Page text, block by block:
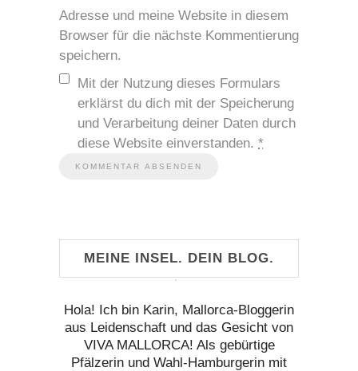
Adresse und meine Website in diesem
Browser für die nächste Kommentierung
speichern.
Mit der Nutzung dieses Formulars
erklärst du dich mit der Speicherung
und Verarbeitung deiner Daten durch
diese Website einverstanden. *
MEINE INSEL. DEIN BLOG.
Hola! Ich bin Karin, Mallorca-Bloggerin
aus Leidenschaft und das Gesicht von
VIVA MALLORCA! Als gebürtige
Pfälzerin und Wahl-Hamburgerin mit